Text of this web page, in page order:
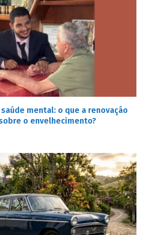
mental: o que a renovação
o envelhecimento?